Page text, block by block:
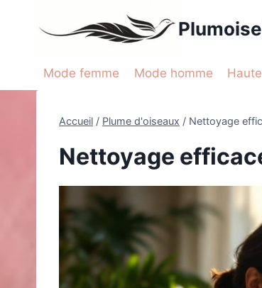
Mode femme Mode homme
Accueil / Plume d'oiseaux / Nettoyage
Nettoyage